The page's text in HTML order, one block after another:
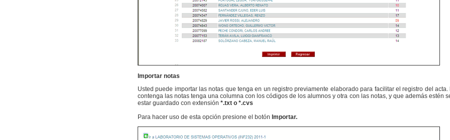
Importar notas
Usted puede importar las notas que tenga en un registro previamente elaborado para facilitar el registro del
contenga las notas tenga una columna con los códigos de los alumnos y otra con las notas, y que además estén
estar guardado con extensión *.txt o *.cvs
Para hacer uso de esta opción presione el botón Importar.